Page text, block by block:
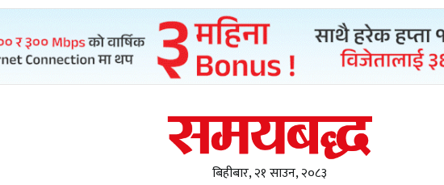
बिहीबार, २१ साउन, २०८३